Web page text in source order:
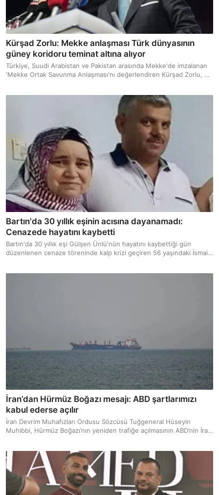
Kürşad Zorlu: Mekke anlaşması Türk dünyasının
güney koridoru teminat altına alıyor
Türkiye, Suudi Arabistan ve Pakistan arasında Mekke'de imzalanan
'Mekke Ortak Savunma Anlaşması'nı değerlendiren Kürşad Zorlu, bu
Bartın'da 30 yıllık eşinin acısına dayanamadı:
Cenazede hayatını kaybetti
Bartın'da 30 yıllık eşi Gülşen Ünlü'nün hayatını kaybettiği gün
düzenlenen cenaze töreninde kalp krizi geçiren 56 yaşındaki İsmail
İran’dan Hürmüz Boğazı mesajı: ABD şartlarımızı
kabul ederse açılır
İran Devrim Muhafızları Ordusu Sözcüsü Tuğgeneral Hüseyin
Muhibbi, Hürmüz Boğazı’nın yeniden trafiğe açılmasının ABD’nin İran